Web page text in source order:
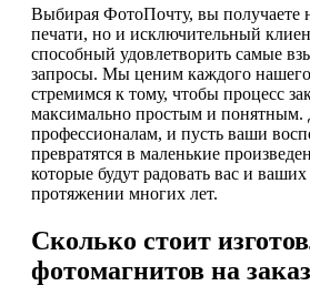
Выбирая ФотоПочту, вы получаете
печати, но и исключительный
способный удовлетворить самые
запросы. Мы ценим каждого
стремимся к тому, чтобы процесс
максимально простым и понятным.
профессионалам, и пусть ваши
превратятся в маленькие
которые будут радовать вас и
протяжении многих лет.
Сколько стоит
фотомагнитов на